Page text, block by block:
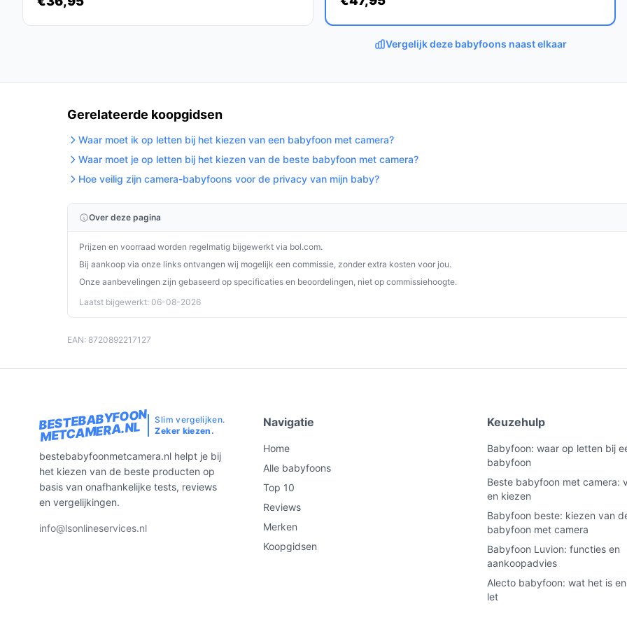
Wat zijn de belangrijkste verschillen met andere babyfoons?
In vergelijking met andere babyfoons biedt de Zevio Babyfoon Comfort unieke functies zoals
een hack-proof verbinding en de mogelijkheid om extra camera’s toe te voegen, waardoor het
De Zevio Babyfoon Comfort is een betrouwbare en gebruiksvriendelijke babyfoon die ouders
de gemoedsrust biedt die ze nodig hebben. Met zijn uitgebreide functies en veilige verbinding
is deze babyfoon een slimme investering voor elke ouder.
Ontdek alle specificaties en vergelijk prijzen op bestebabyfoonmetcamera.nl. Kies bewust
wat perfect past bij jouw behoeften!
Vergelijk deze babyfoons naast elkaar
Gerelateerde koopgidsen
Waar moet ik op letten bij het kiezen van een babyfoon met camera?
Waar moet je op letten bij het kiezen van de beste babyfoon met camera?
Hoe veilig zijn camera-babyfoons voor de privacy van mijn baby?
Over deze pagina
Prijzen en voorraad worden regelmatig bijgewerkt via bol.com.
Bij aankoop via onze links ontvangen wij mogelijk een commissie, zonder extra kosten voor jou.
Onze aanbevelingen zijn gebaseerd op specificaties en beoordelingen, niet op commissiehoogte.
Laatst bijgewerkt: 06-08-2026
EAN: 8720892217127
BESTEBABYFOON
METCAMERA.NL
Slim vergelijken.
Zeker kiezen.
bestebabyfoonmetcamera.nl helpt je bij
het kiezen van de beste producten op
basis van onafhankelijke tests, reviews
en vergelijkingen.
info@lsonlineservices.nl
Navigatie
Home
Alle babyfoons
Top 10
Reviews
Merken
Koopgidsen
Keuzehulp
Babyfoon: waar op letten bij
babyfoon
Beste babyfoon met camera:
en kiezen
Babyfoon beste: kiezen van
babyfoon met camera
Babyfoon Luvion: functies en
aankoopadvies
Alecto babyfoon: wat het is
let